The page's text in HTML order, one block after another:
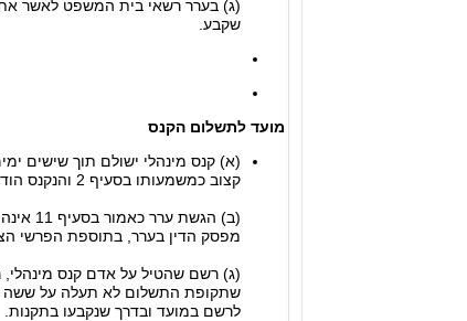
(ג) בערר רשאי בית המשפט לאשר את
שקבע.
מועד לתשלום הקנס
קצוב כמשמעותו בסעיף 2 והנקנס הודיע, בתקופה הקבועה לכך, כי ברצונו להישפט על העבירה.
(ב)
מפסק הדין בערר, בתוספת הפרשי
(ג) רשם שהטיל על אדם קנס מינהלי,
שתקופת התשלום לא תעלה על ששה
לרשם במועד ובדרך שנקבעו בתקנות.